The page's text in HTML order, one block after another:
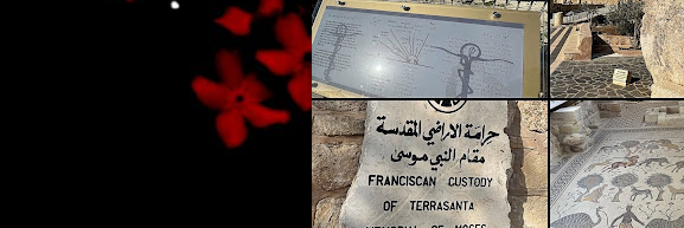
...dai non perdere